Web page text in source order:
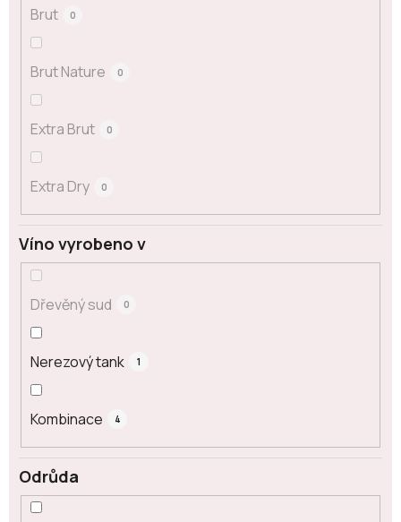
Odrůda
Brut 0
Brut Nature 0
Extra Brut 0
Extra Dry 0
Víno vyrobeno v
Dřevěný sud 0
Nerezový tank 1
Kombinace 4